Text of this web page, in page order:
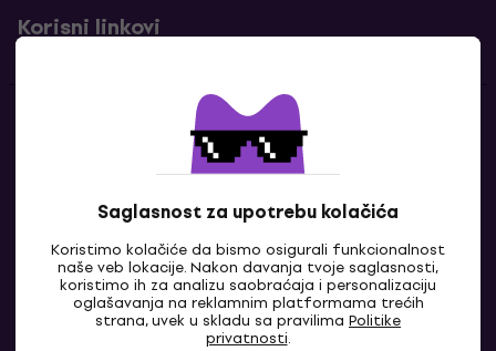
Saglasnost za upotrebu kolačića
Koristimo kolačiće da bismo osigurali funkcionalnost
naše veb lokacije. Nakon davanja tvoje saglasnosti,
koristimo ih za analizu saobraćaja i personalizaciju
oglašavanja na reklamnim platformama trećih
strana, uvek u skladu sa pravilima Politike
privatnosti.
Korisni linkovi
Kontakti
Kontaktiraj nas